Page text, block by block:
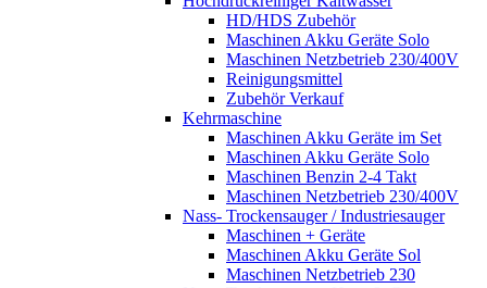
HD/HDS Zubehör
Maschinen Akku Geräte Solo
Maschinen Netzbetrieb 230/400V
Reinigungsmittel
Zubehör Verkauf
Kehrmaschine
Maschinen Akku Geräte im Set
Maschinen Akku Geräte Solo
Maschinen Benzin 2-4 Takt
Maschinen Netzbetrieb 230/400V
Nass- Trockensauger / Industriesauger
Maschinen + Geräte
Maschinen Akku Geräte Sol
Maschinen Netzbetrieb 230